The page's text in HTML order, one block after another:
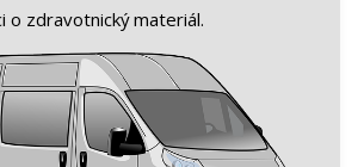
o zdravotnický materiál.